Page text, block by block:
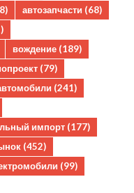
автозапчасти (68)
вождение (189)
(79)
(241)
импорт (177)
(452)
(99)